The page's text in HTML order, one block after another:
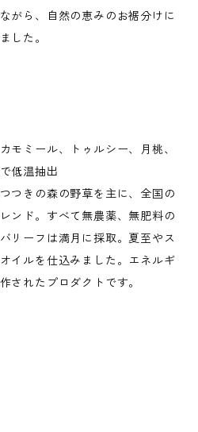
がら、自然の恵みのお裾分けに
した。
モミール、トゥルシー、月桃、
低温抽出
つきの森の野草を主に、全国の
ンド。すべて無農薬、無肥料の
リーフは満月に採取。夏至やス
イルを仕込みました。エネルギ
されたプロダクトです。